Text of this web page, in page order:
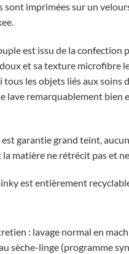
sont imprimées sur un
est issu de la confection
et sa texture microfibre
tous les objets liés aux soins
lave remarquablement bien
est garantie grand teint,
matière ne rétrécit pas et
est entièrement
: lavage normal en
sèche-linge (programme